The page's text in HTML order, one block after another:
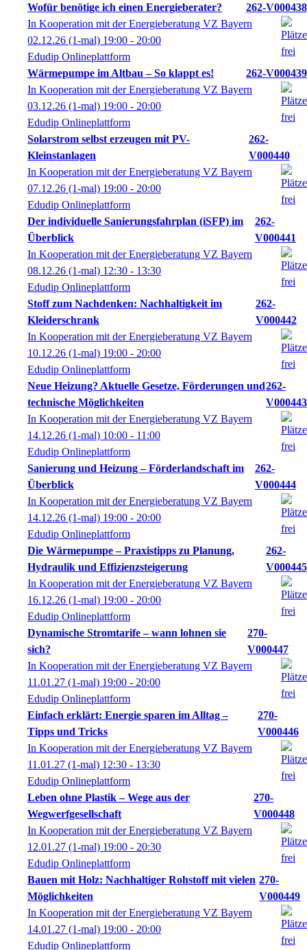
Wofür benötige ich einen Energieberater?
262-V000438
In Kooperation mit der Energieberatung VZ Bayern
02.12.26 (1-mal) 19:00 - 20:00
Edudip Onlineplattform
Wärmepumpe im Altbau – So klappt es!
262-V000439
In Kooperation mit der Energieberatung VZ Bayern
03.12.26 (1-mal) 19:00 - 20:00
Edudip Onlineplattform
Solarstrom selbst erzeugen mit PV-
Kleinstanlagen
262-
V000440
In Kooperation mit der Energieberatung VZ Bayern
07.12.26 (1-mal) 19:00 - 20:00
Edudip Onlineplattform
Der individuelle Sanierungsfahrplan (iSFP) im
Überblick
262-
V000441
In Kooperation mit der Energieberatung VZ Bayern
08.12.26 (1-mal) 12:30 - 13:30
Edudip Onlineplattform
Stoff zum Nachdenken: Nachhaltigkeit im
Kleiderschrank
262-
V000442
In Kooperation mit der Energieberatung VZ Bayern
10.12.26 (1-mal) 19:00 - 20:00
Edudip Onlineplattform
Neue Heizung? Aktuelle Gesetze, Förderungen und
technische Möglichkeiten
262-
V000443
In Kooperation mit der Energieberatung VZ Bayern
14.12.26 (1-mal) 10:00 - 11:00
Edudip Onlineplattform
Sanierung und Heizung – Förderlandschaft im
Überblick
262-
V000444
In Kooperation mit der Energieberatung VZ Bayern
14.12.26 (1-mal) 19:00 - 20:00
Edudip Onlineplattform
Die Wärmepumpe – Praxistipps zu Planung,
Hydraulik und Effizienzsteigerung
262-
V000445
In Kooperation mit der Energieberatung VZ Bayern
16.12.26 (1-mal) 19:00 - 20:00
Edudip Onlineplattform
Dynamische Stromtarife – wann lohnen sie
sich?
270-
V000447
In Kooperation mit der Energieberatung VZ Bayern
11.01.27 (1-mal) 19:00 - 20:00
Edudip Onlineplattform
Einfach erklärt: Energie sparen im Alltag –
Tipps und Tricks
270-
V000446
In Kooperation mit der Energieberatung VZ Bayern
11.01.27 (1-mal) 12:30 - 13:30
Edudip Onlineplattform
Leben ohne Plastik – Wege aus der
Wegwerfgesellschaft
270-
V000448
In Kooperation mit der Energieberatung VZ Bayern
12.01.27 (1-mal) 19:00 - 20:30
Edudip Onlineplattform
Bauen mit Holz: Nachhaltiger Rohstoff mit vielen
Möglichkeiten
270-
V000449
In Kooperation mit der Energieberatung VZ Bayern
14.01.27 (1-mal) 19:00 - 20:00
Edudip Onlineplattform